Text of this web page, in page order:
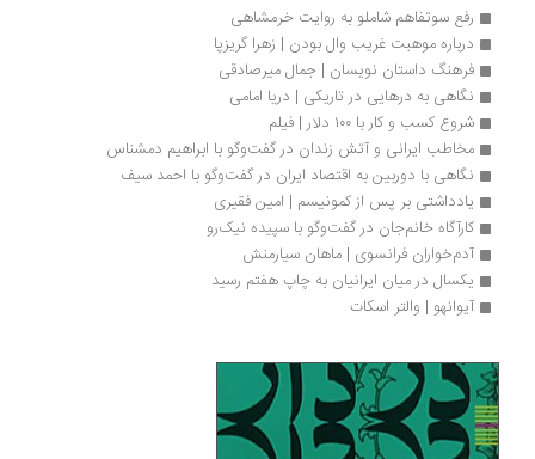
رفع سوتفاهم شاملو به روایت خرمشاهی
درباره موهبت غریب وال بودن | زهرا گریزپا
فرهنگ داستان نویسان | جمال میرصادقی
نگاهی به درهایی در تاریکی | دریا امامی
شروع کسب و کار با ۱۰۰ دلار | فیلم
مخاطب ایرانی و آتش زندان در گفت‌وگو با ابراهیم دمشناس
نگاهی با دوربین به اقتصاد ایران در گفت‌وگو با احمد سیف
یادداشتی بر پس از کمونیسم | امین فقیری
کارآگاه خانم‌جان در گفت‌وگو با سپیده نیک‌رو
آدم‌خواران فرانسوی | ماهان سیارمنش
یکسال در میان ایرانیان به چاپ هفتم رسید
آیوانهو | والتر اسکات